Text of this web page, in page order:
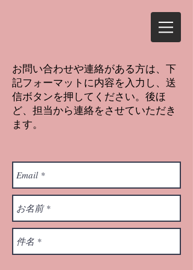
​お問い合わせや連絡がある方は、下
記フォーマットに内容を入力し、送
信ボタンを押してください。後ほ
ど、担当から連絡をさせていただき
ます。